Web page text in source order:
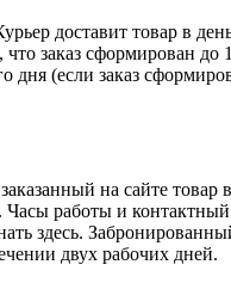
доставит товар в
заказ сформирован до
дня (если заказ
на сайте товар
Часы работы и
здесь.
двух рабочих дней.